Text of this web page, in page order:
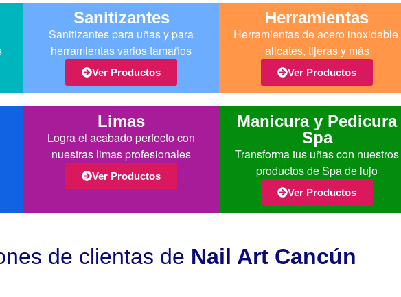
Sanitizantes
Sanitizantes para uñas y para
herramientas varios tamaños
Ver Productos
Herramientas
Herramientas de acero inoxidable,
alicates, tijeras y más
Ver Productos
Limas
Logra el acabado perfecto con
nuestras limas profesionales
Ver Productos
Manicura y Pedicura
Spa
Transforma tus uñas con nuestros
productos de Spa de lujo
Ver Productos
de clientas de Nail Art Cancún